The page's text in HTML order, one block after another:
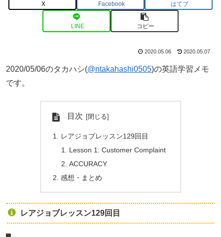
X Facebook はてブ
LINE コピー
2020.05.06 2020.05.07
2020/05/06のタカハシ(@ntakahashi0505)の英語学習メモ
です。
目次
レアジョブレッスン129回目
Lesson 1: Customer Complaint
ACCURACY
感想・まとめ
レアジョブレッスン129回目